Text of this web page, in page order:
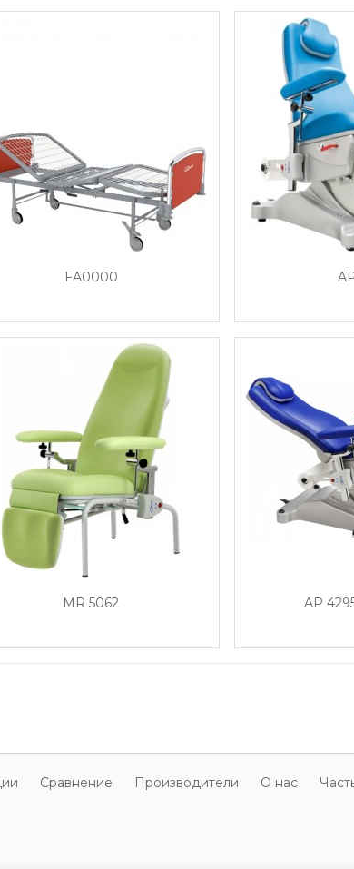
FA0000
MR 5062 AP
Cравнение Производители О нас